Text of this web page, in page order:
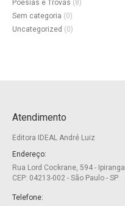
Poesias e Trovas (8)
Sem categoria (0)
Uncategorized (0)
Atendimento
Editora IDEAL André Luiz
Endereço:
Rua Lord Cockrane, 594 - Ipiranga
CEP: 04213-002 - São Paulo - SP
Telefone: